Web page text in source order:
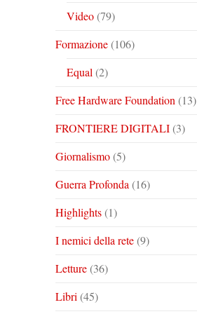
Video(79)
Formazione(106)
Equal (2)
Free Hardware Foundation (13)
FRONTIERE DIGITALI(3)
Giornalismo(5)
Guerra Profonda (16)
Highlights(1)
I nemici della rete(9)
Letture(36)
Libri (45)